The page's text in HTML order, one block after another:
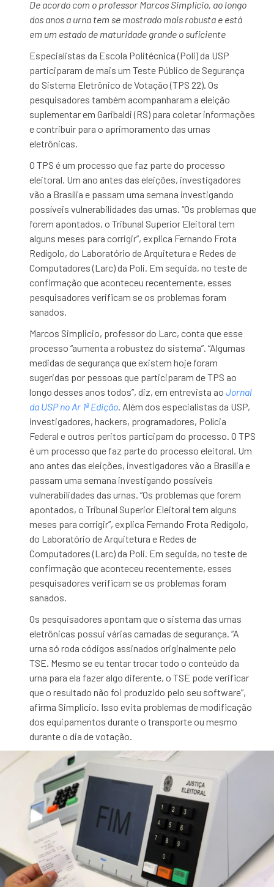
De acordo com o professor Marcos Simplício, ao longo
dos anos a urna tem se mostrado mais robusta e está
em um estado de maturidade grande o suficiente
Especialistas da Escola Politécnica (Poli) da USP
participaram de mais um Teste Público de Segurança
do Sistema Eletrônico de Votação (TPS 22). Os
pesquisadores também acompanharam a eleição
suplementar em Garibaldi (RS) para coletar informações
e contribuir para o aprimoramento das urnas
eletrônicas.
O TPS é um processo que faz parte do processo
eleitoral. Um ano antes das eleições, investigadores
vão a Brasília e passam uma semana investigando
possíveis vulnerabilidades das urnas. “Os problemas que
forem apontados, o Tribunal Superior Eleitoral tem
alguns meses para corrigir”, explica Fernando Frota
Redígolo, do Laboratório de Arquitetura e Redes de
Computadores (Larc) da Poli. Em seguida, no teste de
confirmação que aconteceu recentemente, esses
pesquisadores verificam se os problemas foram
sanados.
Marcos Simplicio, professor do Larc, conta que esse
processo “aumenta a robustez do sistema”. “Algumas
medidas de segurança que existem hoje foram
sugeridas por pessoas que participaram de TPS ao
longo desses anos todos”, diz, em entrevista aoJornal
da USP no Ar 1ª Edição. Além dos especialistas da USP,
investigadores, hackers, programadores, Polícia
Federal e outros peritos participam do processo. O TPS
é um processo que faz parte do processo eleitoral. Um
ano antes das eleições, investigadores vão a Brasília e
passam uma semana investigando possíveis
vulnerabilidades das urnas. “Os problemas que forem
apontados, o Tribunal Superior Eleitoral tem alguns
meses para corrigir”, explica Fernando Frota Redígolo,
do Laboratório de Arquitetura e Redes de
Computadores (Larc) da Poli. Em seguida, no teste de
confirmação que aconteceu recentemente, esses
pesquisadores verificam se os problemas foram
sanados.
Os pesquisadores apontam que o sistema das urnas
eletrônicas possui várias camadas de segurança. “A
urna só roda códigos assinados originalmente pelo
TSE. Mesmo se eu tentar trocar todo o conteúdo da
urna para ela fazer algo diferente, o TSE pode verificar
que o resultado não foi produzido pelo seu software”,
afirma Simplicio. Isso evita problemas de modificação
dos equipamentos durante o transporte ou mesmo
durante o dia de votação.